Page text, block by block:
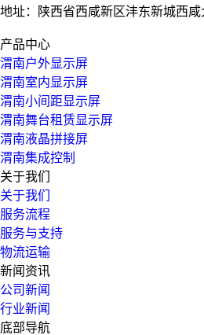
地址：陕西省西咸新区沣东新城西咸
产品中心
渭南户外显示屏
渭南室内显示屏
渭南小间距显示屏
渭南舞台租赁显示屏
渭南液晶拼接屏
渭南集成控制
关于我们
关于我们
服务流程
服务与支持
物流运输
新闻资讯
公司新闻
行业新闻
底部导航